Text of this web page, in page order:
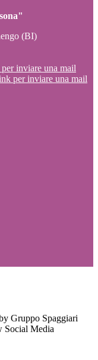
(BI)
inviare una mail
per inviare una mail
Gruppo Spaggiari
Social Media